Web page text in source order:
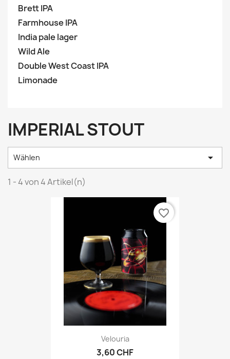
Brett IPA
Farmhouse IPA
India pale lager
Wild Ale
Double West Coast IPA
Limonade
IMPERIAL STOUT
Wählen 
1 - 4 von 4 Artikel(n)
Velouria
3,60 CHF
favorite_border